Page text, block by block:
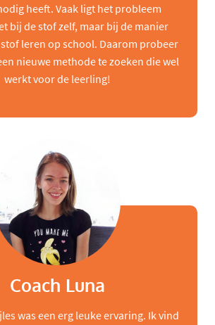
heeft. Vaak ligt het probleem
bij de stof zelf, maar bij de manier
leren op school. Daarom probeer
nieuwe methode te zoeken die wel
werkt voor de leerling!
Coach Luna
was een erg leuke ervaring. Ik vind